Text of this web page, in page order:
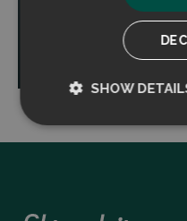
SHOW
Strictly
necessary
Targeting